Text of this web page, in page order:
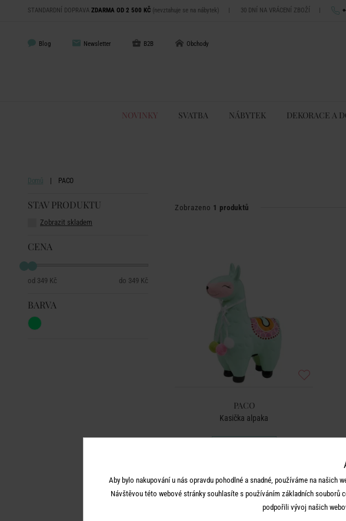
STANDARDNÍ DOPRAVA ZDARMA OD 2 500 KČ (nevztahuje se na nábytek) | 30 DNÍ NA VRÁCENÍ ZBOŽÍ |
Blog Newsletter B2B Obchody
NOVINKY SVATBA NÁBYTEK DEKORACE A
Domů PACO
STAV PRODUKTU
Zobrazit skladem
CENA
349 Kč 349 Kč
BARVA
Zobrazeno 1 produktů
PACO
Kasička alpaka
Aby bylo nakupování u nás opravdu pohodlné a snadné, používáme na
Návštěvou této webové stránky souhlasíte s používáním základních
podpořili vývoj našich